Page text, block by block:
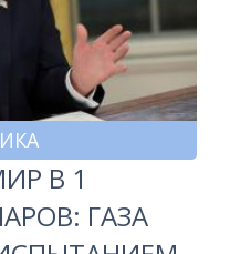
В 1
ГАЗА